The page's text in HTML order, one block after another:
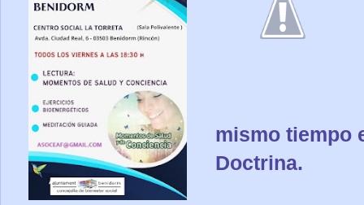
mismo tiempo
Doctrina.